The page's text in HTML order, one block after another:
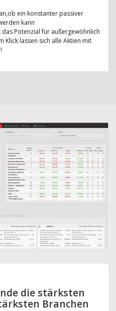
ein konstanter passiver
kann
Potenzial für außergewöhnlich
Klick lassen sich alle Aktien mit
die stärksten
Branchen